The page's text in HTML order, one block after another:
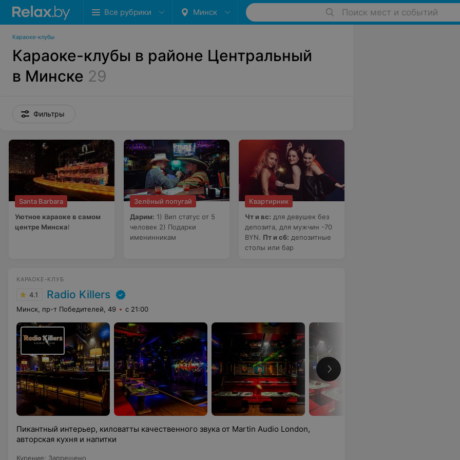
Все рубрики Минск Поиск мест и событий
Караоке-клубы
Караоке-клубы в районе Центральный
в Минске 29
Фильтры
Santa Barbara
Уютное караоке в самом
центре Минска!
Зелёный попугай
Дарим: 1) Вип статус от 5
человек 2) Подарки
именинникам
Квартирник
Чт и вс: для девушек без
депозита, для мужчин -70
BYN. Пт и сб: депозитные
столы или бар
КАРАОКЕ-КЛУБ
4.1 Radio Killers
Минск, пр-т Победителей, 49 с 21:00
Пикантный интерьер, киловатты качественного звука от Martin Audio London,
авторская кухня и напитки
Курение: Запрещено